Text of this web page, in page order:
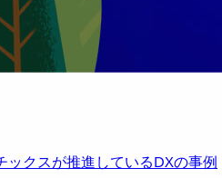
クスが推進しているDXの事例